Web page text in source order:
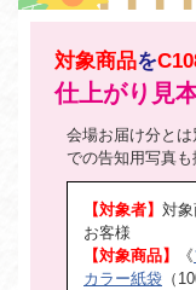
対象商品を
仕上がり見
会場お届け分と
での告知用写真も
【対象者】 対
お客様
【対象商品】
《
カラー紙袋 （